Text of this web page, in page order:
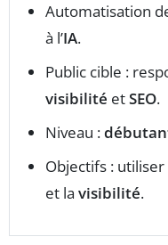
Automatisation
à l’IA.
Public cible :
visibilité etSEO.
Niveau :
Objectifs : utiliser
et la visibilité.